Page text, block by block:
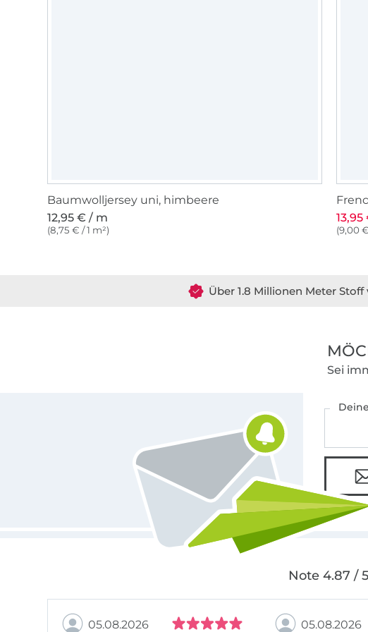
Baumwolljersey uni, himbeere
12,95 € / m
(8,75 € / 1 m²) (9,00
Über 1.8 Millionen Meter
Sei
Note 4.87 /
05.08.2026 05.08.2026